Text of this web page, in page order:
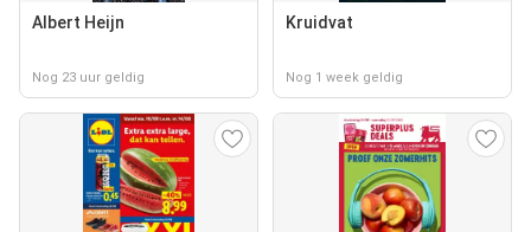
Albert Heijn
Nog 23 uur geldig
Kruidvat
Nog 1 week geldig